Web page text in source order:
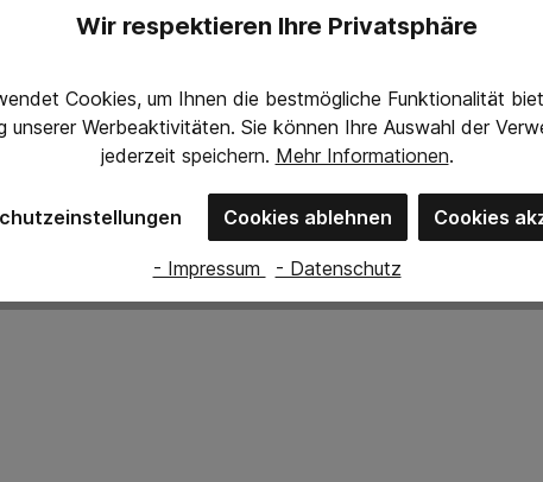
von industriellen Anwendungen, bei denenGraco-Pumpen
Wir respektieren Ihre Privatsphäre
Cookies, um Ihnen die bestmögliche Funktionalität
unserer Werbeaktivitäten. Sie können Ihre Auswahl der
jederzeit speichern. Mehr Informationen.
Cookies ablehnen Cookies
- Impressum - Datenschutz